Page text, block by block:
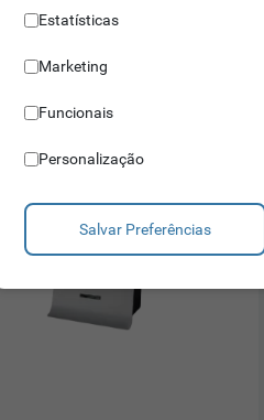
Saber mais
Estatísticas
Marketing
Funcionais
Personalização
Salvar Preferências